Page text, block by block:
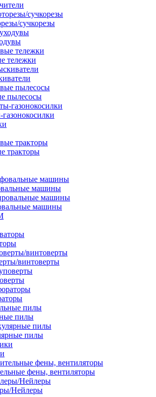
сучкорезы
тележки
пылесосы
тракторы
машины
машины
винтоверты
пилы
пилы
фены, вентиляторы
Нейлеры